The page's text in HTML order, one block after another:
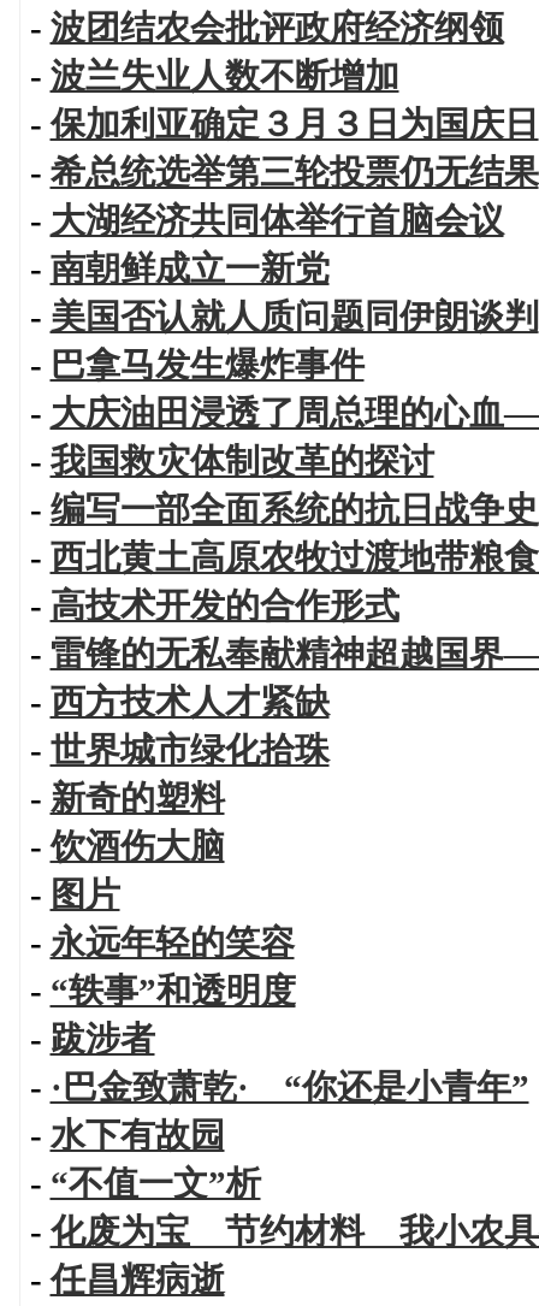
- 波团结农会批评政府经济纲领
- 波兰失业人数不断增加
-保加利亚确定３月３日为国庆日
- 希总统选举第三轮投票仍无结果
- 大湖经济共同体举行首脑会议
- 南朝鲜成立一新党
- 美国否认就人质问题同伊朗谈判
- 巴拿马发生爆炸事件
- 大庆油田浸透了周总理的心血
- 我国救灾体制改革的探讨
- 编写一部全面系统的抗日战争史
- 西北黄土高原农牧过渡地带粮
- 高技术开发的合作形式
- 雷锋的无私奉献精神超越国界
- 西方技术人才紧缺
- 世界城市绿化拾珠
- 新奇的塑料
-饮酒伤大脑
- 图片
- 永远年轻的笑容
- “轶事”和透明度
- 跋涉者
- ·巴金致萧乾· “你还是小青年”
- 水下有故园
- “不值一文”析
- 化废为宝 节约材料 我小农具
-任昌辉病逝